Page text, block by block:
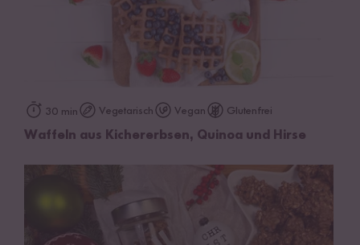
30 min Vegetarisch Vegan Glutenfrei
Waffeln aus Kichererbsen, Quinoa und Hirse